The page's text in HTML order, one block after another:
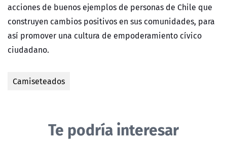
acciones de buenos ejemplos de personas de Chile que
construyen cambios positivos en sus comunidades, para
así promover una cultura de empoderamiento cívico
ciudadano.
Camiseteados
Te podría interesar